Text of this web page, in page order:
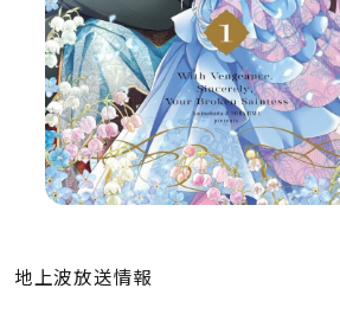
地上波放送情報